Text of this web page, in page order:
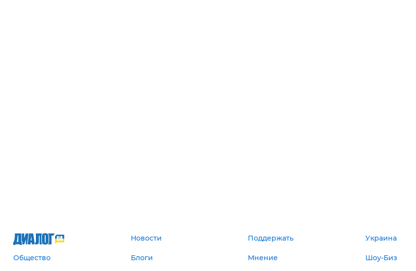
Новости Поддержать Украина
Общество Блоги Мнение Шоу-Биз